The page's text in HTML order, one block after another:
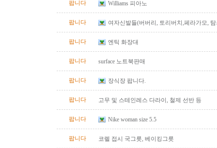
팝니다 Williams 피아노
팝니다 여자신발들(버버리, 토리버치,페라가모,
팝니다 엔틱 화장대
팝니다 surface 노트북판매
팝니다 장식장 팝니다.
팝니다 고무 및 스테인레스 다라이, 철제 선반 등
팝니다 Nike woman size 5.5
팝니다 코렐 접시 국그릇, 베이킹그릇